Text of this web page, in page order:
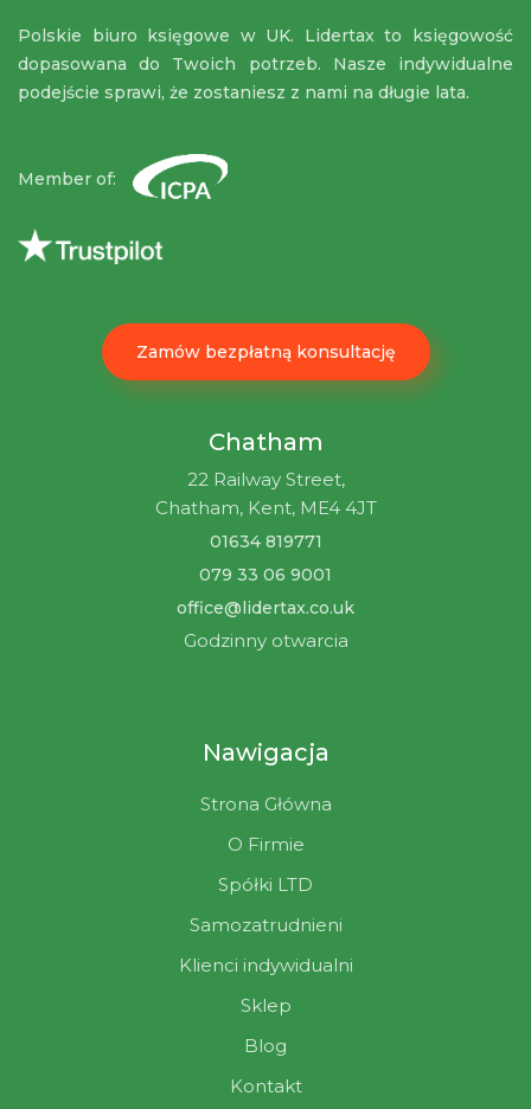
Polskie biuro księgowe w UK. Lidertax to księgowość
dopasowana do Twoich potrzeb. Nasze indywidualne
podejście sprawi, że zostaniesz z nami na długie lata.
Member of:
Zamów bezpłatną konsultację
Chatham
22 Railway Street,
Chatham, Kent, ME4 4JT
01634 819771
079 33 06 9001
office@lidertax.co.uk
Godzinny otwarcia
Nawigacja
Strona Główna
O Firmie
Spółki LTD
Samozatrudnieni
Klienci indywidualni
Sklep
Blog
Kontakt